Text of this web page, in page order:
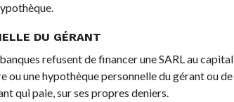
DU GÉRANT
refusent de financer une SARL au capital
une hypothèque personnelle du gérant ou de
qui paie, sur ses propres deniers.